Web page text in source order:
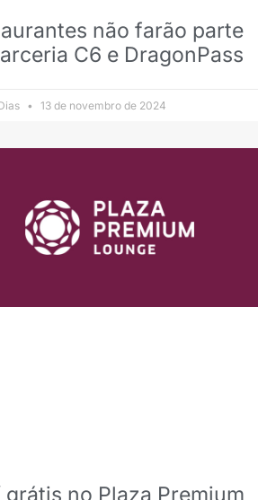
não farão parte
C6 e DragonPass
13 de novembro de 2024
grátis no Plaza Premium